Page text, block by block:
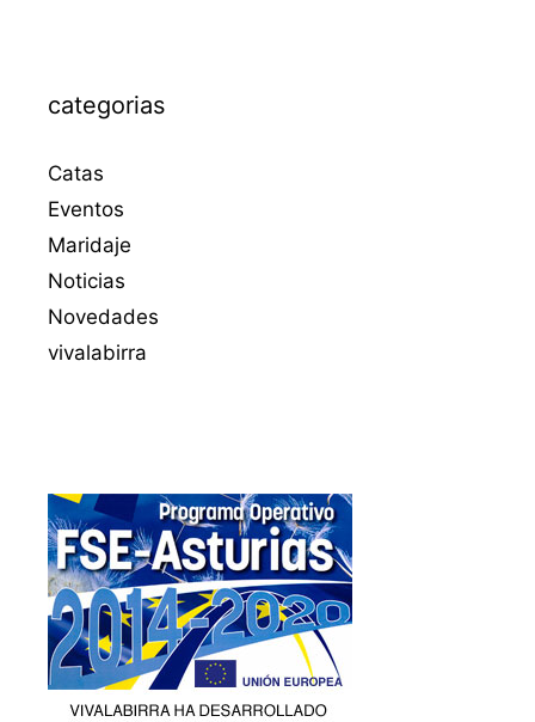
categorias
Catas
Eventos
Maridaje
Noticias
Novedades
vivalabirra